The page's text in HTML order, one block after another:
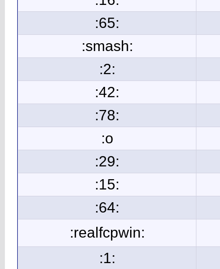
:65:
:smash:
:2:
:42:
:78:
:o
:29:
:15:
:64:
:realfcpwin:
:1: